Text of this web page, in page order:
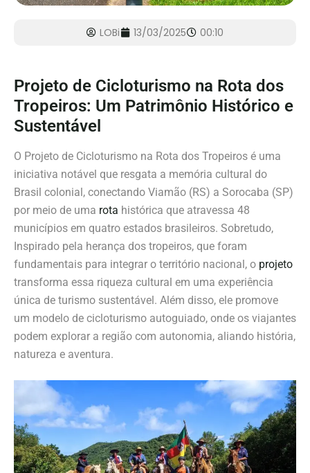
LOBi 13/03/2025 00:10
Projeto de Cicloturismo na Rota dos
Tropeiros: Um Patrimônio Histórico e
Sustentável
O Projeto de Cicloturismo na Rota dos Tropeiros é uma
iniciativa notável que resgata a memória cultural do
Brasil colonial, conectando Viamão (RS) a Sorocaba (SP)
por meio de uma rota histórica que atravessa 48
municípios em quatro estados brasileiros. Sobretudo,
Inspirado pela herança dos tropeiros, que foram
fundamentais para integrar o território nacional, o projeto
transforma essa riqueza cultural em uma experiência
única de turismo sustentável. Além disso, ele promove
um modelo de cicloturismo autoguiado, onde os viajantes
podem explorar a região com autonomia, aliando história,
natureza e aventura.